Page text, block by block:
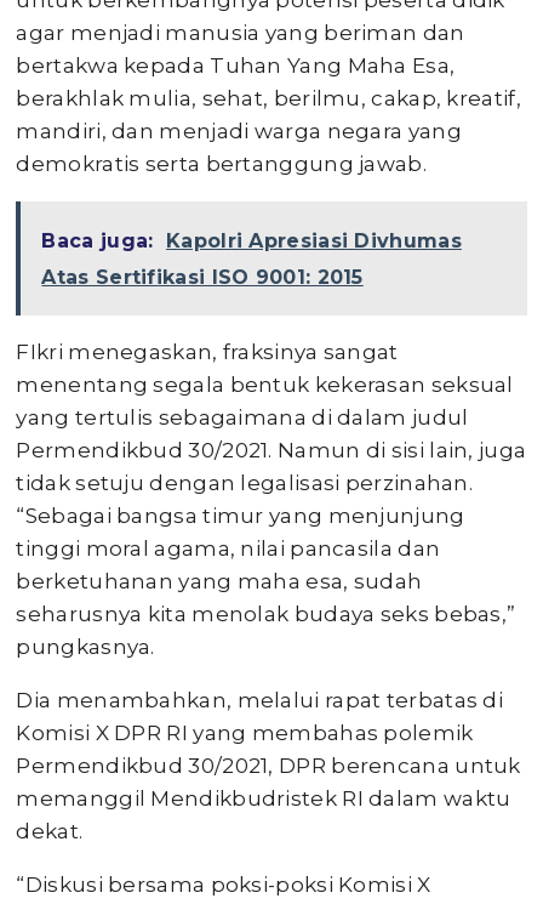
agar menjadi manusia yang beriman dan
bertakwa kepada Tuhan Yang Maha Esa,
berakhlak mulia, sehat, berilmu, cakap, kreatif,
mandiri, dan menjadi warga negara yang
demokratis serta bertanggung jawab.
Baca juga:
Kapolri Apresiasi Divhumas
Atas Sertifikasi ISO 9001: 2015
FIkri menegaskan, fraksinya sangat
menentang segala bentuk kekerasan seksual
yang tertulis sebagaimana di dalam judul
Permendikbud 30/2021. Namun di sisi lain, juga
tidak setuju dengan legalisasi perzinahan.
“Sebagai bangsa timur yang menjunjung
tinggi moral agama, nilai pancasila dan
berketuhanan yang maha esa, sudah
seharusnya kita menolak budaya seks bebas,”
pungkasnya.
Dia menambahkan, melalui rapat terbatas di
Komisi X DPR RI yang membahas polemik
Permendikbud 30/2021, DPR berencana untuk
memanggil Mendikbudristek RI dalam waktu
dekat.
“Diskusi bersama poksi-poksi Komisi X